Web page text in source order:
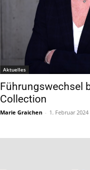
Aktuelles
Führungswechsel
Collection
Marie Graichen - 1. Februar 2024